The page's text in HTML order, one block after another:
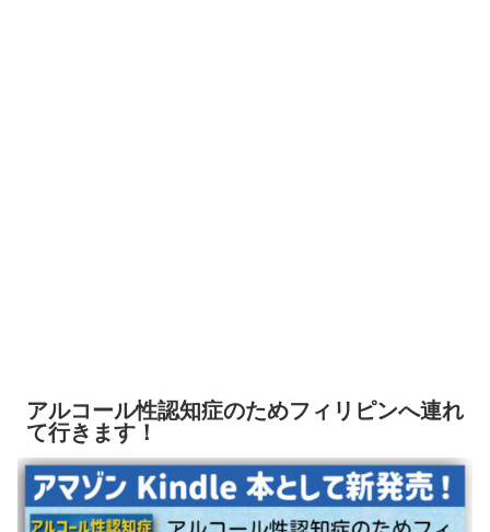
アルコール性認知症のためフィリピンへ連れ
て行きます！